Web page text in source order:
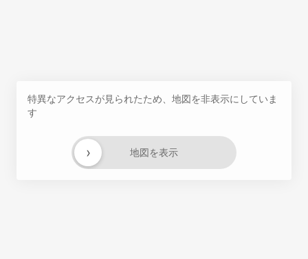
特異なアクセスが見られたため、地図を非表示にしていま
す
地図を表示
›